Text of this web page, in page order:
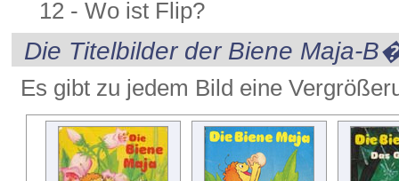
12 - Wo ist Flip?
Die Titelbilder der Biene Maja-
Es gibt zu jedem Bild eine